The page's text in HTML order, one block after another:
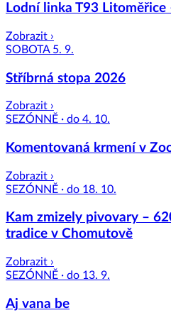
Lodní linka T93 Litoměřice
Zobrazit ›
SOBOTA 5. 9.
Stříbrná stopa 2026
Zobrazit ›
SEZÓNNĚ · do 4. 10.
Komentovaná krmení v
Zobrazit ›
SEZÓNNĚ · do 18. 10.
Kam zmizely pivovary –
tradice v Chomutově
Zobrazit ›
SEZÓNNĚ · do 13. 9.
Aj vana be